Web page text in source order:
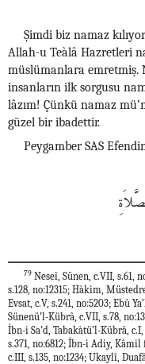
Şimdi biz namaz
Allah-u Teàlâ Hazretleri
müslümanlara emretmiş.
insanların ilk sorgusu
lâzım! Çünkü namaz
güzel bir ibadettir.
Peygamber SAS
79 Neseî, Sünen, c.VII, s.61,
s.128, no:12315; Hàkim,
Evsat, c.V, s.241, no:5203; Ebû
Sünenü’l-Kübrâ, c.VII, s.78,
İbn-i Sa’d, Tabakàtü’l-Kübrâ,
s.371, no:6812; İbn-i Adiy,
c.III, s.135, no:1234; Ukaylî,